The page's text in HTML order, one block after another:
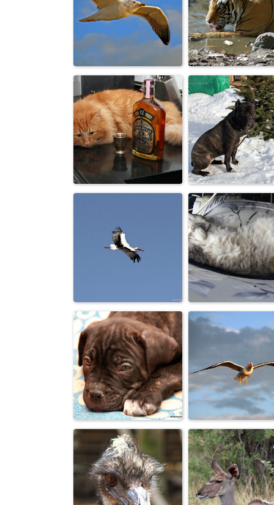
На страже
Наездница.
Чайка за кормой -
птица ожидания...
Имидж-
жажда-все!
скотч ...
СУрьезная
девушка.
Банально, но
вспоминается
песня "Белы...
Спят усталые
игрушки,
спит...